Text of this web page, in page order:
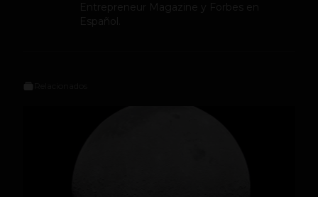
Entrepreneur Magazine y Forbes en
Español.